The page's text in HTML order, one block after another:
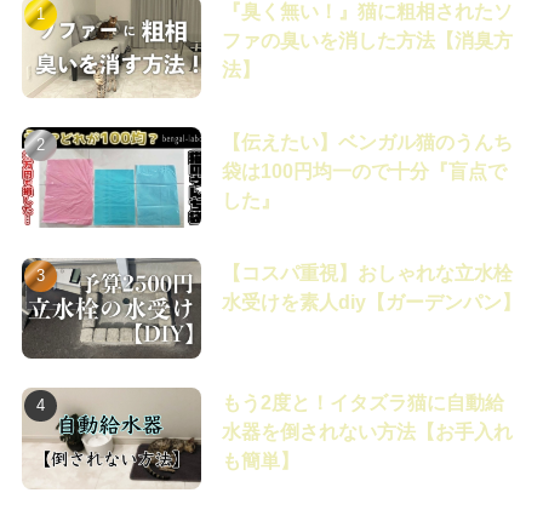
『臭く無い！』猫に粗相されたソ
ファの臭いを消した方法【消臭方
法】
【伝えたい】ベンガル猫のうんち
袋は100円均一ので十分『盲点で
した』
【コスパ重視】おしゃれな立水栓
水受けを素人diy【ガーデンパン】
もう2度と！イタズラ猫に自動給
水器を倒されない方法【お手入れ
も簡単】